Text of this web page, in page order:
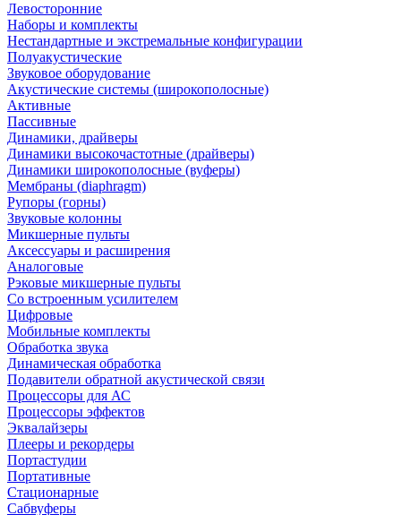
Левосторонние
Наборы и комплекты
Нестандартные и экстремальные конфигурации
Полуакустические
Звуковое оборудование
Акустические системы (широкополосные)
Активные
Пассивные
Динамики, драйверы
Динамики высокочастотные (драйверы)
Динамики широкополосные (вуферы)
Мембраны (diaphragm)
Рупоры (горны)
Звуковые колонны
Микшерные пульты
Аксессуары и расширения
Аналоговые
Рэковые микшерные пульты
Со встроенным усилителем
Цифровые
Мобильные комплекты
Обработка звука
Динамическая обработка
Подавители обратной акустической связи
Процессоры для АС
Процессоры эффектов
Эквалайзеры
Плееры и рекордеры
Портастудии
Портативные
Стационарные
Сабвуферы